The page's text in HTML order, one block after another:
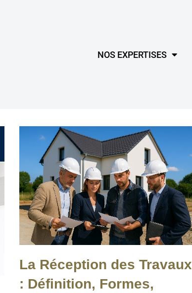
NOS EXPERTISES
La Réception des Travaux
: Définition, Formes,